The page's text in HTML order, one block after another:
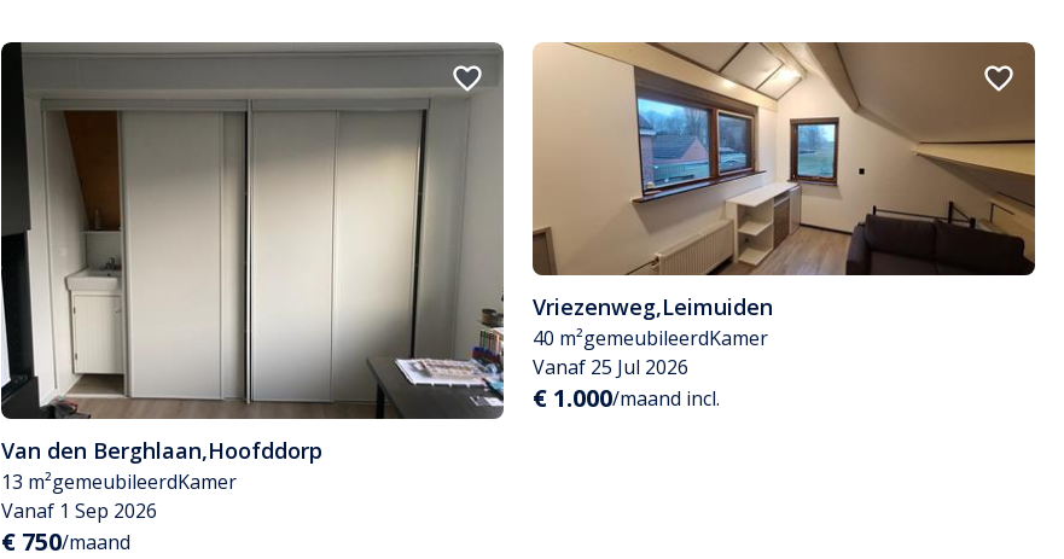
Van den Berghlaan,Hoofddorp
13 m²gemeubileerdKamer
Vanaf 1 Sep 2026
€ 750/maand
Vriezenweg,Leimuiden
40 m²gemeubileerdKamer
Vanaf 25 Jul 2026
€ 1.000/maand incl.